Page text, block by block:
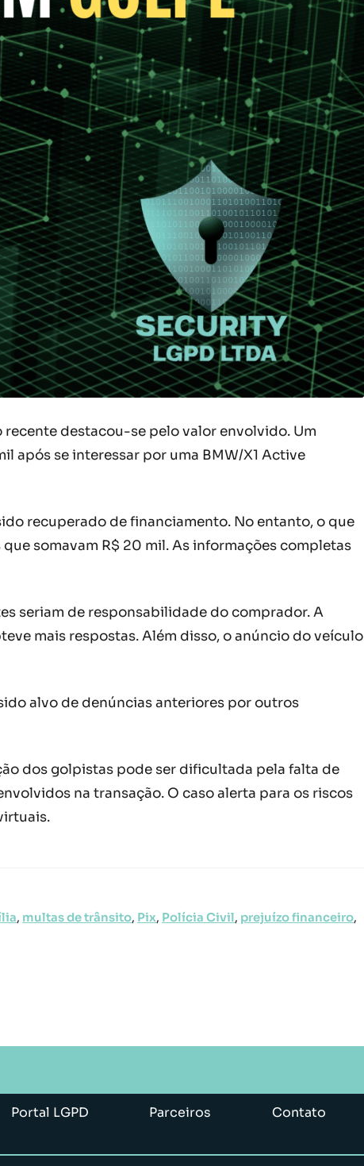
destacou-se pelo valor envolvido. Um
após se interessar por uma BMW/X1 Active
recuperado de financiamento. No entanto, o que
somavam R$ 20 mil. As informações completas
seriam de responsabilidade do comprador. A
mais respostas. Além disso, o anúncio do veículo
alvo de denúncias anteriores por outros
dos golpistas pode ser dificultada pela falta de
na transação. O caso alerta para os riscos
, multas de trânsito, Pix, Polícia Civil, prejuízo financeiro,
Portal LGPD Parceiros
Contato